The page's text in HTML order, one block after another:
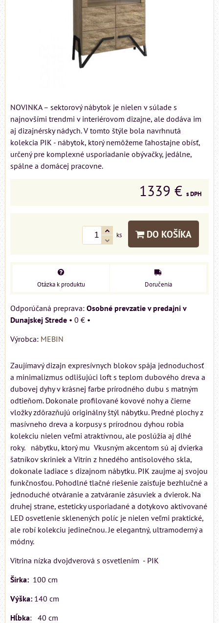
NOVINKA – sektorový nábytok je nielen v súlade s
najnovšími trendmi v interiérovom dizajne, ale dodáva im
aj dizajnérsky nádych. V tomto štýle bola navrhnutá
kolekcia PIK - nábytok, ktorý nemôžeme ľahostajne obísť,
určený pre komplexné usporiadanie obývačky, jedálne,
spálne a domácej pracovne.
1339 € s DPH
ks DO KOŠÍKA
Otázka k produktu Doručenia
Osobné prevzatie v predajni v
Dunajskej Strede • 0 € •
Výrobca: MEBIN
Zaujímavý dizajn expresívnych blokov spája jednoduchosť
a minimalizmus odlišujúci loft s teplom dubového dreva a
dubovej dyhy v krásnej farbe prírodného dubu s matným
odtieňom. Dokonale profilované kovové nohy a čierne
vložky zdôrazňujú originálny štýl nábytku. Predné plochy z
masívneho dreva a korpusy s prírodnou dyhou robia
kolekciu nielen veľmi atraktívnou, ale poslúžia aj dlhé
roky. nábytku, ktorý mu Vkusným akcentom sú aj dvierka
šatníkov skriniek a Vitrín z hnedého antisolového skla,
dokonale ladiace s dizajnom nábytku. PIK zaujme aj svojou
funkčnosťou. Pohodlné tlačné riešenie zaisťuje bezhlučné a
jednoduché otváranie a zatváranie zásuviek a dvierok. Na
druhej strane, esteticky usporiadané a dotykovo aktivované
LED osvetlenie sklenených políc je nielen veľmi praktické,
ale robí kolekciu jedinečnou. Je elegantný, ultramoderný a
módny.
Vitrina nízka dvojdverová s osvetlením - PIK
Šírka: 100 cm
Výška: 140 cm
Hĺbka: 40 cm